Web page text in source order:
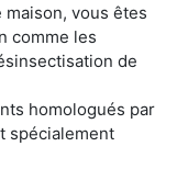
vous êtes
comme les
de
homologués par
spécialement